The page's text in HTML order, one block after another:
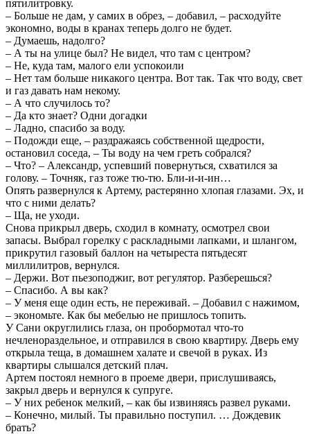
пятилитровку.
– Больше не дам, у самих в обрез, – добавил, – расходуйте
экономно, воды в кранах теперь долго не будет.
– Думаешь, надолго?
– А ты на улице был? Не видел, что там с центром?
– Не, куда там, малого ели успокоили
– Нет там больше никакого центра. Вот так. Так что воду, свет
и газ давать нам некому.
– А что случилось то?
– Да кто знает? Одни догадки
– Ладно, спасибо за воду.
– Подожди еще, – раздражаясь собственной щедрости,
остановил соседа, – Ты воду на чем греть собрался?
– Что? – Александр, успевший повернуться, схватился за
голову. – Точняк, газ тоже тю-тю. Бли-и-и-ин…
Опять развернулся к Артему, растерянно хлопая глазами. Эх, и
что с ними делать?
– Ща, не уходи.
Снова прикрыл дверь, сходил в комнату, осмотрел свои
запасы. Выбрал горелку с раскладными лапками, и шлангом,
прикрутил газовый баллон на четыреста пятьдесят
миллилитров, вернулся.
– Держи. Вот пьезоподжиг, вот регулятор. Разберешься?
– Спасибо. А вы как?
– У меня еще один есть, не переживай. – Добавил с нажимом,
– экономьте. Как бы мебелью не пришлось топить.
У Сани округлились глаза, он пробормотал что-то
нечленораздельное, и отправился в свою квартиру. Дверь ему
открыла теща, в домашнем халате и свечой в руках. Из
квартиры слышался детский плач.
Артем постоял немного в проеме двери, прислушиваясь,
закрыл дверь и вернулся к супруге.
– У них ребенок мелкий, – как бы извиняясь развел руками.
– Конечно, милый. Ты правильно поступил. … Дождевик
брать?